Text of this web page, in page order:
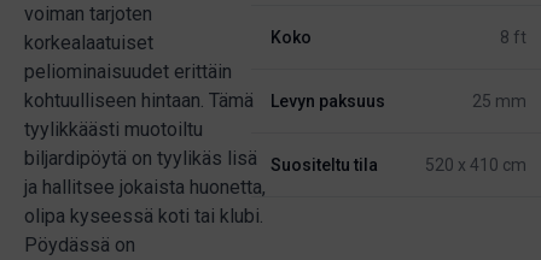
voiman tarjoten
korkealaatuiset
peliominaisuudet erittäin
kohtuulliseen hintaan. Tämä
tyylikkäästi muotoiltu
biljardipöytä on tyylikäs lisä
ja hallitsee jokaista huonetta,
olipa kyseessä koti tai klubi.
Pöydässä on
Koko 8 ft
Levyn paksuus 25 mm
Suositeltu tila 520 x 410 cm